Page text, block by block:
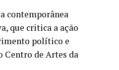
contemporânea
que critica a ação
político e
Centro de Artes da